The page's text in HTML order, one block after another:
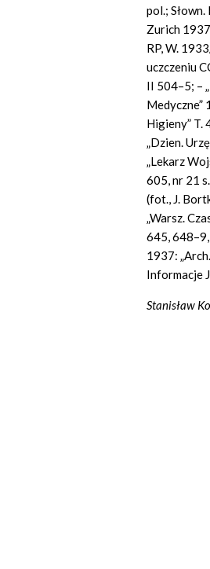
pol.;
Zurich
RP, W.
uczczeniu
II 504–5; –
Medyczne”
Higieny” T.
„Dzien.
„Lekarz
605, nr 21
(fot., J.
„Warsz.
645,
1937:
Informacje
Stanisław